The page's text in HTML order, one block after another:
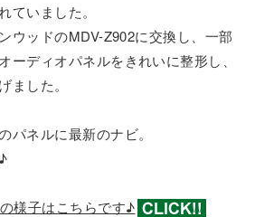
ていました。
ウッドのMDV-Z902に交換し、一部
ーディオパネルをきれいに整形し、
ました。
パネルに最新のナビ。
様子はこちらです♪